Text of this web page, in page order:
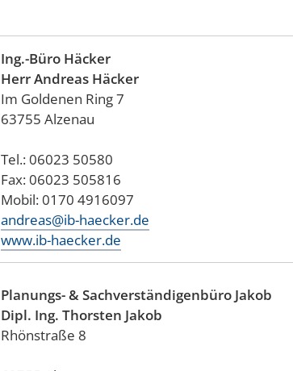
Ing.-Büro Häcker
Herr Andreas Häcker
Im Goldenen Ring 7
63755 Alzenau
Tel.: 06023 50580
Fax: 06023 505816
Mobil: 0170 4916097
andreas@ib-haecker.de
www.ib-haecker.de
Planungs- & Sachverständigenbüro Jakob
Dipl. Ing. Thorsten Jakob
Rhönstraße 8